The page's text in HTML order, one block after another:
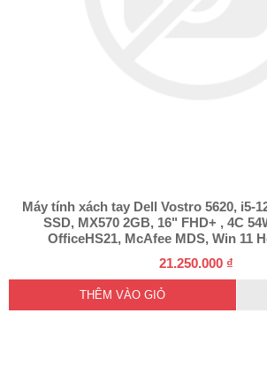
Máy tính xách tay Dell Vostro 5620, i5-
SSD, MX570 2GB, 16" FHD+ , 4C
OfficeHS21, McAfee MDS, Win 11
21.250.000 ₫